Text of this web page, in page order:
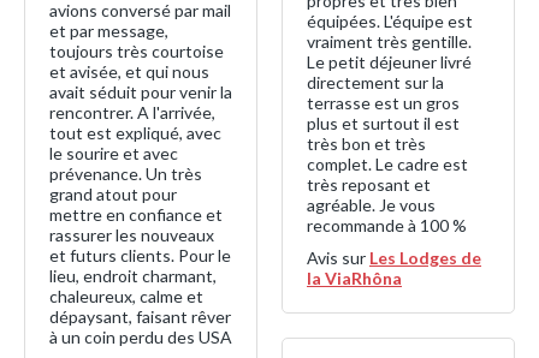
avions conversé par mail
et par message,
toujours très courtoise
et avisée, et qui nous
avait séduit pour venir la
rencontrer. A l'arrivée,
tout est expliqué, avec
le sourire et avec
prévenance. Un très
grand atout pour
mettre en confiance et
rassurer les nouveaux
et futurs clients. Pour le
lieu, endroit charmant,
chaleureux, calme et
dépaysant, faisant rêver
à un coin perdu des USA
équipées. L'équipe est
vraiment très gentille.
Le petit déjeuner livré
directement sur la
terrasse est un gros
plus et surtout il est
très bon et très
complet. Le cadre est
très reposant et
agréable. Je vous
recommande à 100 %
Avis sur Les Lodges de
la ViaRhôna